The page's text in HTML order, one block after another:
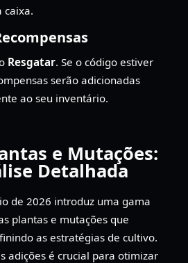
caixa.
Resgatar. Se o código estiver
serão adicionadas
ao seu inventário.
e Mutações:
Detalhada
de 2026 introduz uma gama
plantas e mutações que
as estratégias de cultivo.
adições é crucial para otimizar